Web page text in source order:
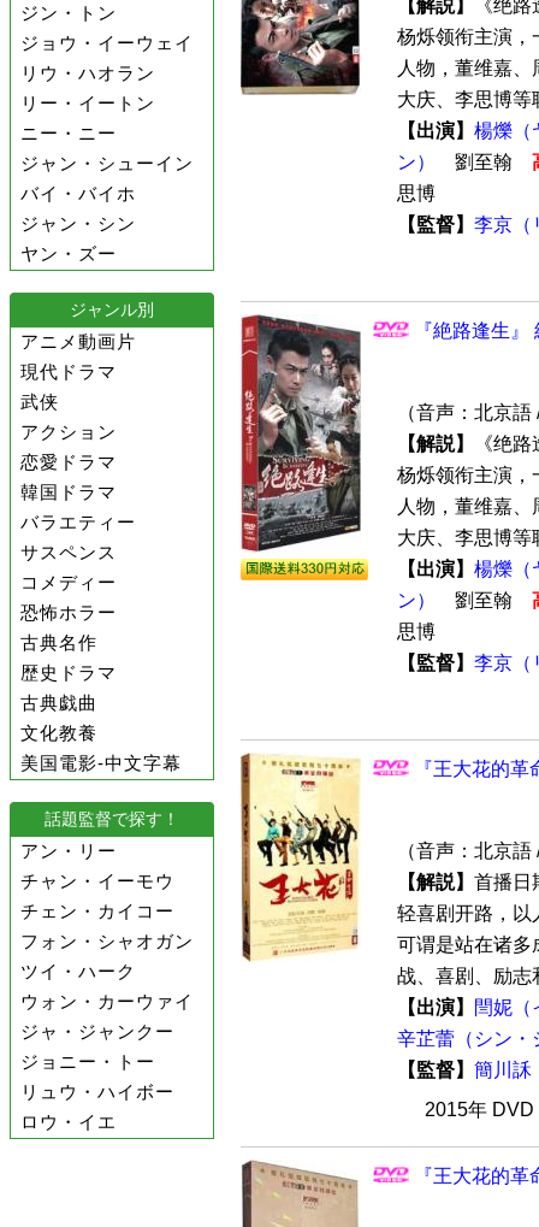
ジン・トン
ジョウ・イーウェイ
リウ・ハオラン
リー・イートン
ニー・ニー
ジャン・シューイン
バイ・バイホ
ジャン・シン
ヤン・ズー
ジャンル別
アニメ動画片
現代ドラマ
武侠
アクション
恋愛ドラマ
韓国ドラマ
バラエティー
サスペンス
コメディー
恐怖ホラー
古典名作
歴史ドラマ
古典戯曲
文化教養
美国電影-中文字幕
話題監督で探す！
アン・リー
チャン・イーモウ
チェン・カイコー
フォン・シャオガン
ツイ・ハーク
ウォン・カーウァイ
ジャ・ジャンクー
ジョニー・トー
リュウ・ハイボー
ロウ・イエ
【解説】
《绝
杨烁领衔主演，
人物，董维嘉
大庆、李思博等
【出演】 楊爍（
ン）
劉至翰
思博
【監督】 李京（
『絶路逢生
（音声：北京
【解説】
《绝
杨烁领衔主演，
人物，董维嘉
大庆、李思博等
【出演】 楊爍（
ン）
劉至翰
思博
【監督】 李京（
『王大花的
（音声：北京
【解説】 首播日
轻喜剧开路，以
可谓是站在诸多
战、喜剧、励志
【出演】
閆妮（
辛芷蕾（シン・
【監督】 簡川訸
2015年
『王大花的